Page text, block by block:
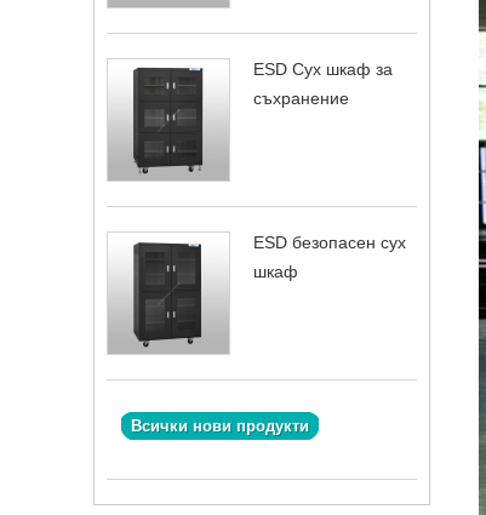
ESD Сух шкаф за
съхранение
ESD безопасен сух
шкаф
Всички нови продукти